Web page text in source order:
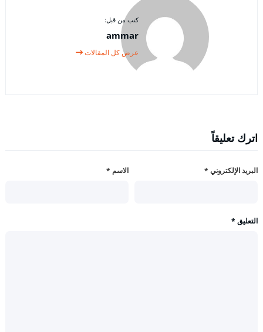
كتب من قبل:
ammar
عرض كل المقالات
اترك تعليقاً
الاسم * البريد الإلكتروني *
التعليق *